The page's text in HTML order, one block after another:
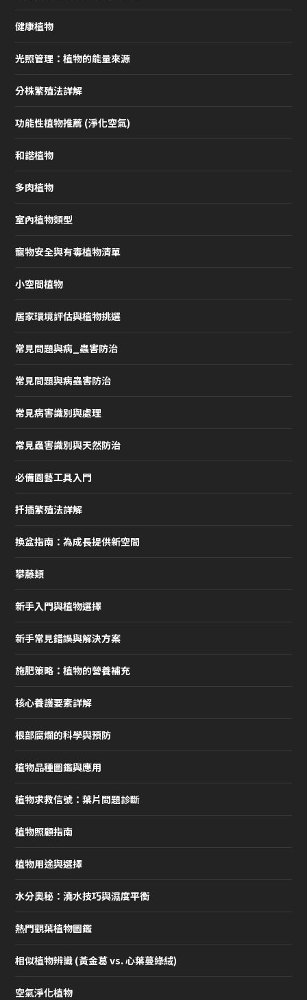
健康植物
光照管理：植物的能量來源
分株繁殖法詳解
功能性植物推薦 (淨化空氣)
和諧植物
多肉植物
室內植物類型
寵物安全與有毒植物清單
小空間植物
居家環境評估與植物挑選
常見問題與病_蟲害防治
常見問題與病蟲害防治
常見病害識別與處理
常見蟲害識別與天然防治
必備園藝工具入門
扦插繁殖法詳解
換盆指南：為成長提供新空間
攀藤類
新手入門與植物選擇
新手常見錯誤與解決方案
施肥策略：植物的營養補充
核心養護要素詳解
根部腐爛的科學與預防
植物品種圖鑑與應用
植物求救信號：葉片問題診斷
植物照顧指南
植物用途與選擇
水分奧秘：澆水技巧與濕度平衡
熱門觀葉植物圖鑑
相似植物辨識 (黃金葛 vs. 心葉蔓綠絨)
空氣淨化植物